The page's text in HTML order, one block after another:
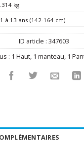
kg
à 13 ans (142-164 cm)
ID article : 347603
: 1 Haut, 1 manteau, 1